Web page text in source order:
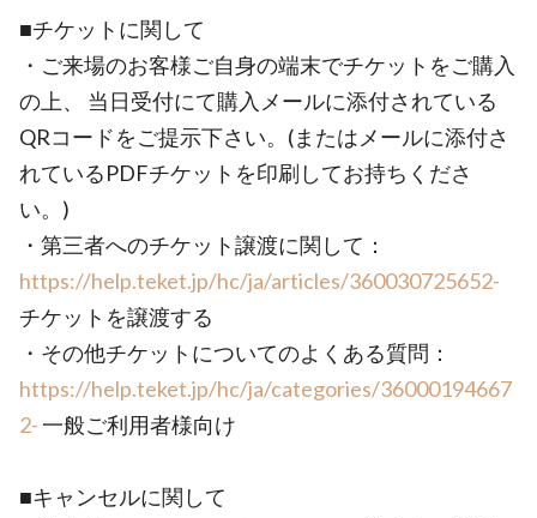
■チケットに関して
・ご来場のお客様ご自身の端末でチケットをご購入
の上、 当日受付にて購入メールに添付されている
QRコードをご提示下さい。(またはメールに添付さ
れているPDFチケットを印刷してお持ちくださ
い。)
・第三者へのチケット譲渡に関して：
https://help.teket.jp/hc/ja/articles/360030725652-
チケットを譲渡する
・その他チケットについてのよくある質問：
https://help.teket.jp/hc/ja/categories/36000194667
2-一般ご利用者様向け
■キャンセルに関して